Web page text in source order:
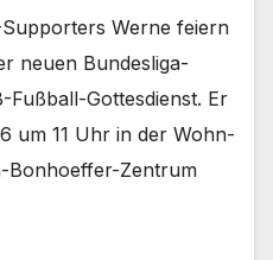
Wer­ne fei­ern
neu­en Bundesliga-
Fußball-Gottesdienst. Er
um 11 Uhr in der Wohn­
Bonhoeffer-Zentrum